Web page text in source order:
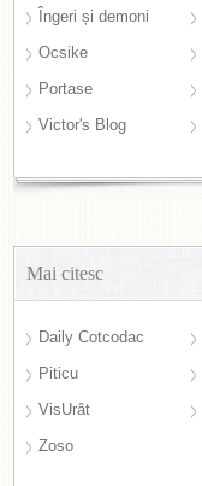
Îngeri și demoni
Ocsike
Portase
Victor's Blog
Mai citesc
Daily Cotcodac
Piticu
VisUrât
Zoso